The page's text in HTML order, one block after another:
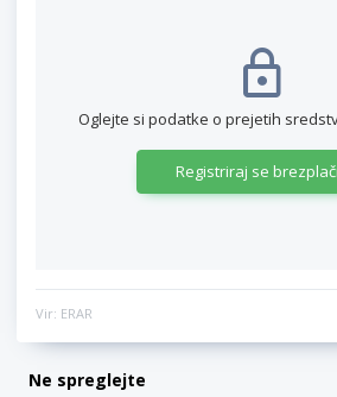
Oglejte si podatke o prejetih
Registriraj se
Vir: ERAR
Ne spreglejte